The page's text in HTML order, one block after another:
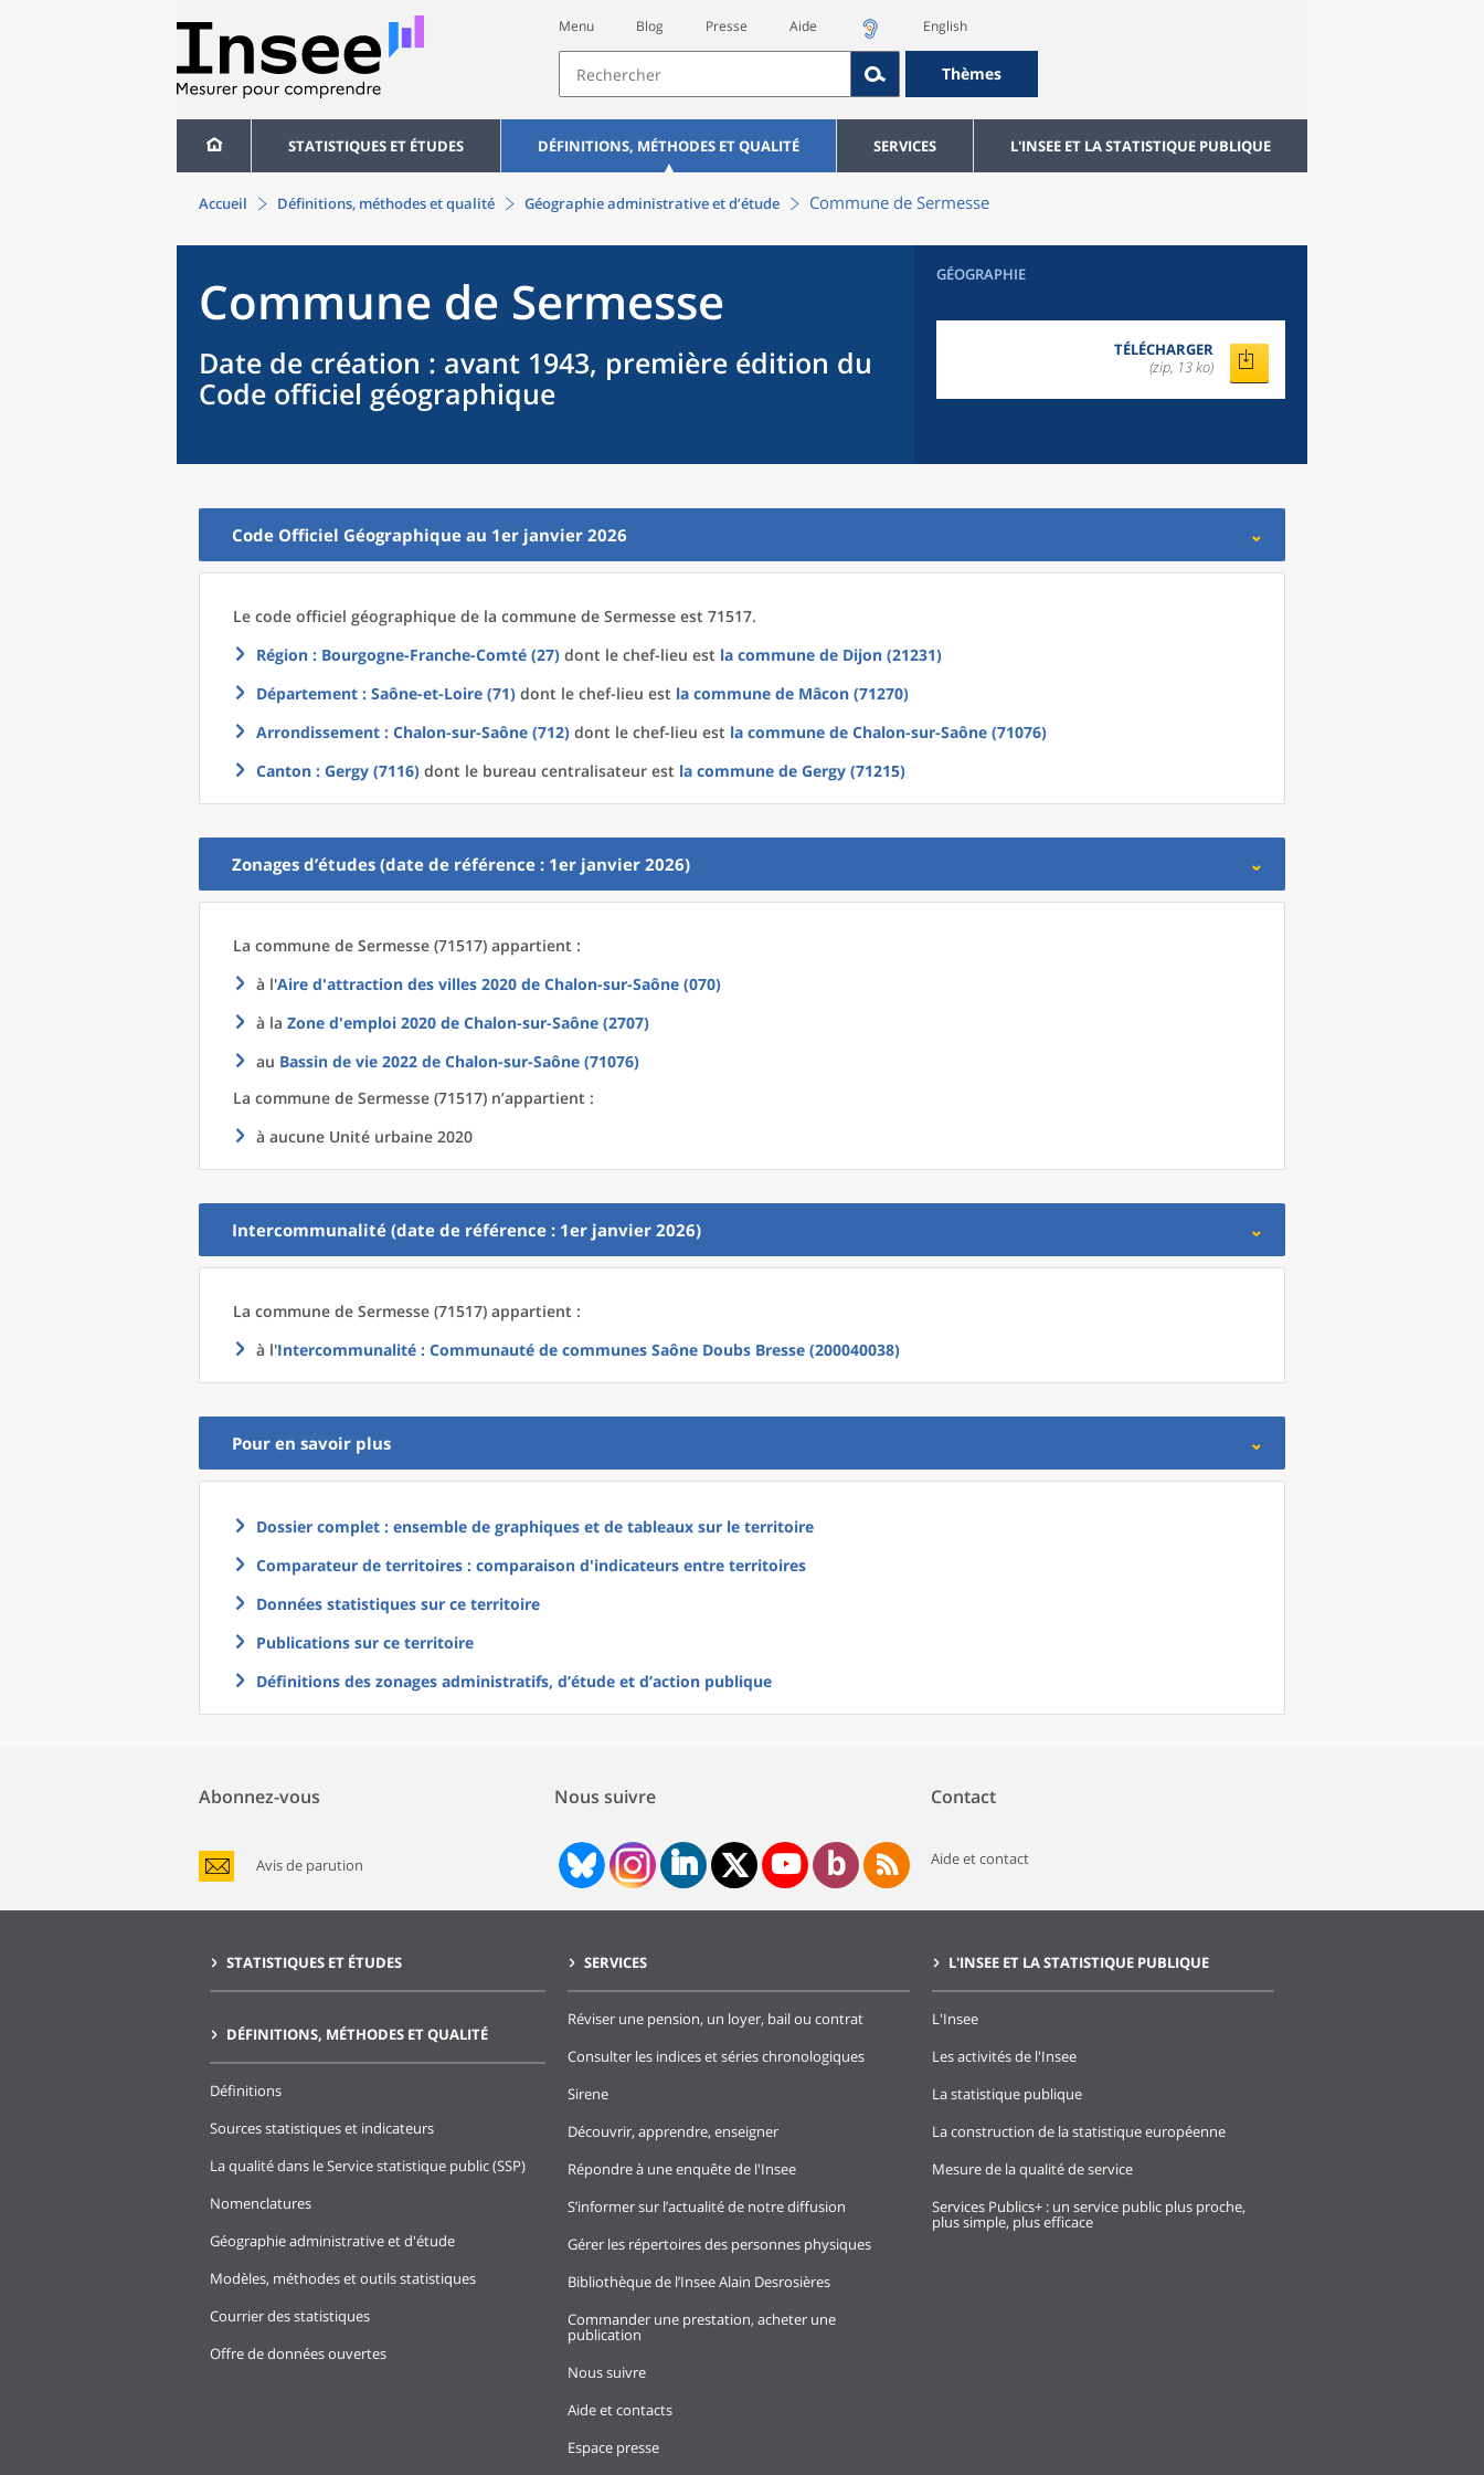
Menu Blog Presse Aide English
Thèmes
STATISTIQUES ET ÉTUDES DÉFINITIONS, MÉTHODES ET QUALITÉ SERVICES L'INSEE ET LA STATISTIQUE PUBLIQUE
Accueil Définitions, méthodes et qualité Géographie administrative et d’étude Commune de Sermesse
Commune de Sermesse
Date de création : avant 1943, première édition du
Code officiel géographique
GÉOGRAPHIE
TÉLÉCHARGER
(zip, 13 ko)
Code Officiel Géographique au 1er janvier 2026
Le code officiel géographique de la commune de Sermesse est 71517.
Région : Bourgogne-Franche-Comté (27) dont le chef-lieu est la commune de Dijon (21231)
Département : Saône-et-Loire (71) dont le chef-lieu est la commune de Mâcon (71270)
Arrondissement : Chalon-sur-Saône (712) dont le chef-lieu est la commune de Chalon-sur-Saône (71076)
Canton : Gergy (7116) dont le bureau centralisateur est la commune de Gergy (71215)
Zonages d’études (date de référence : 1er janvier 2026)
La commune de Sermesse (71517) appartient :
à l'Aire d'attraction des villes 2020 de Chalon-sur-Saône (070)
à la Zone d'emploi 2020 de Chalon-sur-Saône (2707)
au Bassin de vie 2022 de Chalon-sur-Saône (71076)
La commune de Sermesse (71517) n’appartient :
à aucune Unité urbaine 2020
Intercommunalité (date de référence : 1er janvier 2026)
La commune de Sermesse (71517) appartient :
à l'Intercommunalité : Communauté de communes Saône Doubs Bresse (200040038)
Pour en savoir plus
Dossier complet : ensemble de graphiques et de tableaux sur le territoire
Comparateur de territoires : comparaison d'indicateurs entre territoires
Données statistiques sur ce territoire
Publications sur ce territoire
Définitions des zonages administratifs, d’étude et d’action publique
Abonnez-vous
Avis de parution
Nous suivre Contact
Aide et contact
STATISTIQUES ET ÉTUDES
DÉFINITIONS, MÉTHODES ET QUALITÉ
Définitions
Sources statistiques et indicateurs
La qualité dans le Service statistique public (SSP)
Nomenclatures
Géographie administrative et d'étude
Modèles, méthodes et outils statistiques
Courrier des statistiques
Offre de données ouvertes
SERVICES
Réviser une pension, un loyer, bail ou contrat
Consulter les indices et séries chronologiques
Sirene
Découvrir, apprendre, enseigner
Répondre à une enquête de l'Insee
S’informer sur l’actualité de notre diffusion
Gérer les répertoires des personnes physiques
Bibliothèque de l’Insee Alain Desrosières
Commander une prestation, acheter une
publication
Nous suivre
Aide et contacts
Espace presse
L'INSEE ET LA STATISTIQUE PUBLIQUE
L'Insee
Les activités de l'Insee
La statistique publique
La construction de la statistique européenne
Mesure de la qualité de service
Services Publics+ : un service public plus proche,
plus simple, plus efficace